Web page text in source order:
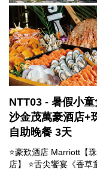
NTT03 - 暑假小
沙金茂萬豪酒店+
自助晚餐 3天
⭐豪歎酒店 Marriott【
店】 ⭐舌尖饗宴《香